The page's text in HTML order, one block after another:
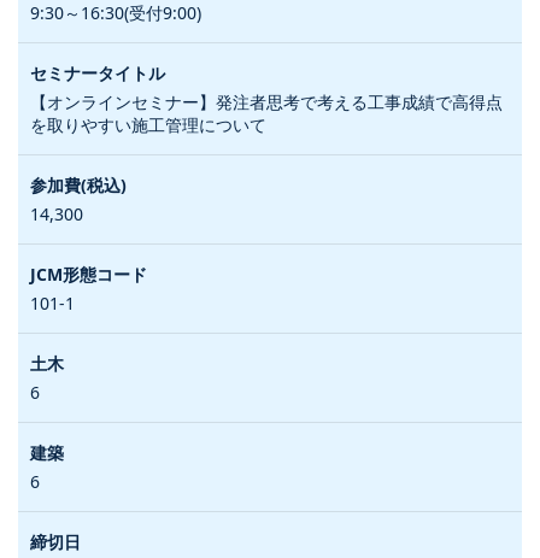
9:30～16:30(受付9:00)
【オンラインセミナー】発注者思考で考える工事成績で高得点
を取りやすい施工管理について
14,300
101-1
6
6